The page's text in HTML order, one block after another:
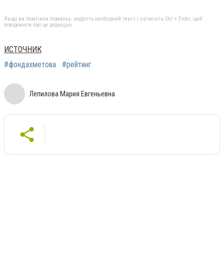
Якщо ви помітили помилку, виділіть необхідний текст і натисніть Ctrl + Enter, щоб
повідомити про це редакцію
ИСТОЧНИК
#фондахметова
#рейтинг
Лепилова Мария Евгеньевна